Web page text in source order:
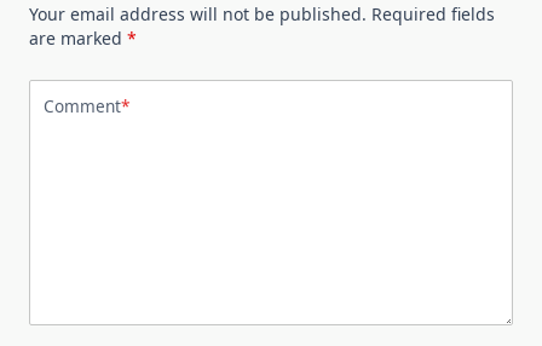
Your email address will not be published. Required fields
are marked *
Comment*